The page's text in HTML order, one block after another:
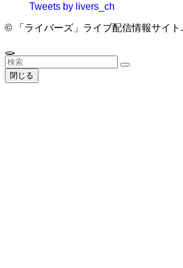
Tweets by livers_ch
© 「ライバーズ」ライブ配信情報サイト.
閉じる